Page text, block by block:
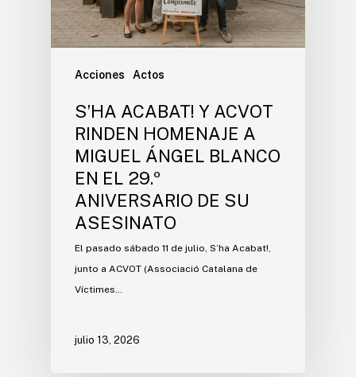
Acciones Actos
S’HA ACABAT! Y ACVOT
RINDEN HOMENAJE A
MIGUEL ÁNGEL BLANCO
EN EL 29.º
ANIVERSARIO DE SU
ASESINATO
El pasado sábado 11 de julio, S’ha Acabat!,
junto a ACVOT (Associació Catalana de
Víctimes…
julio 13, 2026